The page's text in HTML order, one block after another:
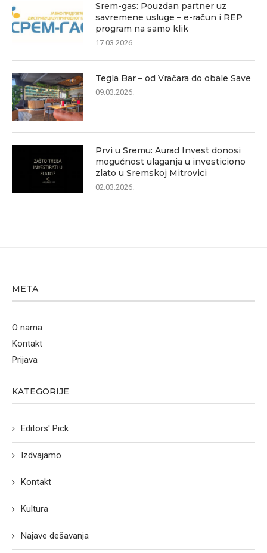
Srem-gas: Pouzdan partner uz
savremene usluge – e-račun i REP
program na samo klik
17.03.2026.
Tegla Bar – od Vračara do obale Save
09.03.2026.
Prvi u Sremu: Aurad Invest donosi
mogućnost ulaganja u investiciono
zlato u Sremskoj Mitrovici
02.03.2026.
META
O nama
Kontakt
Prijava
KATEGORIJE
Editors' Pick
Izdvajamo
Kontakt
Kultura
Najave dešavanja